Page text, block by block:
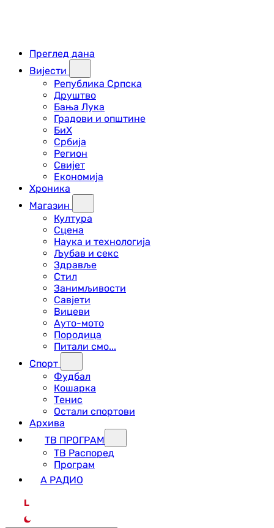
Преглед дана
Вијести
Република Српска
Друштво
Бања Лука
Градови и општине
БиХ
Србија
Регион
Свијет
Економија
Хроника
Магазин
Култура
Сцена
Наука и технологија
Љубав и секс
Здравље
Стил
Занимљивости
Савјети
Вицеви
Ауто-мото
Породица
Питали смо...
Спорт
Фудбал
Кошарка
Тенис
Остали спортови
Архива
ТВ ПРОГРАМ
ТВ Распоред
Програм
А РАДИО
L